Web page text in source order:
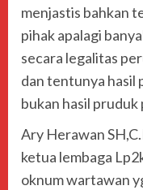
menjastis bahkan
pihak apalagi
secara legalitas
dan tentunya hasil
bukan hasil pruduk
Ary Herawan
ketua lembaga
oknum wartawan